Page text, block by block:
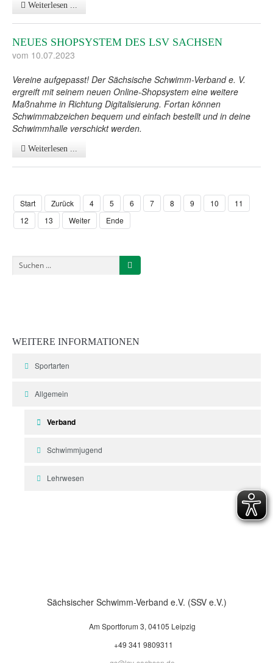
Weiterlesen ...
NEUES SHOPSYSTEM DES LSV SACHSEN
vom 10.07.2023
Vereine aufgepasst! Der Sächsische Schwimm-Verband e. V.
ergreift mit seinem neuen Online-Shopsystem eine weitere
Maßnahme in Richtung Digitalisierung. Fortan können
Schwimmabzeichen bequem und einfach bestellt und in deine
Schwimmhalle verschickt werden.
Weiterlesen ...
Start Zurück 4 5 6 7 8 9 10
11
12
13 Weiter Ende
WEITERE INFORMATIONEN
Sportarten
Allgemein
Verband
Schwimmjugend
Lehrwesen
Sächsischer Schwimm-Verband e.V. (SSV e.V.)
Am Sportforum 3, 04105 Leipzig
+49 341 9809311